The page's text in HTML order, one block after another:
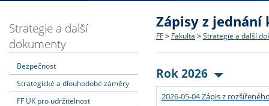
Dozvědět se více
Struktura a historie
Strategie a další
Podpora a benefity pro
Podat přihlášku
Co studovat a jak se
Učitelské studijní
Informace k průběhu
Dozvědět se více
Bakalářské a magisterské
Doktorské studium
Rigorózní řízení
Dozvědět se více
O vědě a výzkumu na FF
Akademické kvalifikace
Granty a projekty
Dozvědět se více
Aktuální nabídky a
Vyjíždějící studenti
Přijíždějící studenti
Strategie a další
dokumenty
Bezpečnost
Strategické a dlouhodobé záměry
FF UK pro udržitelnost
Zápisy z jednání
FF > Fakulta > Strategie a další
Rok 2026
2026-05-04 Zápis z